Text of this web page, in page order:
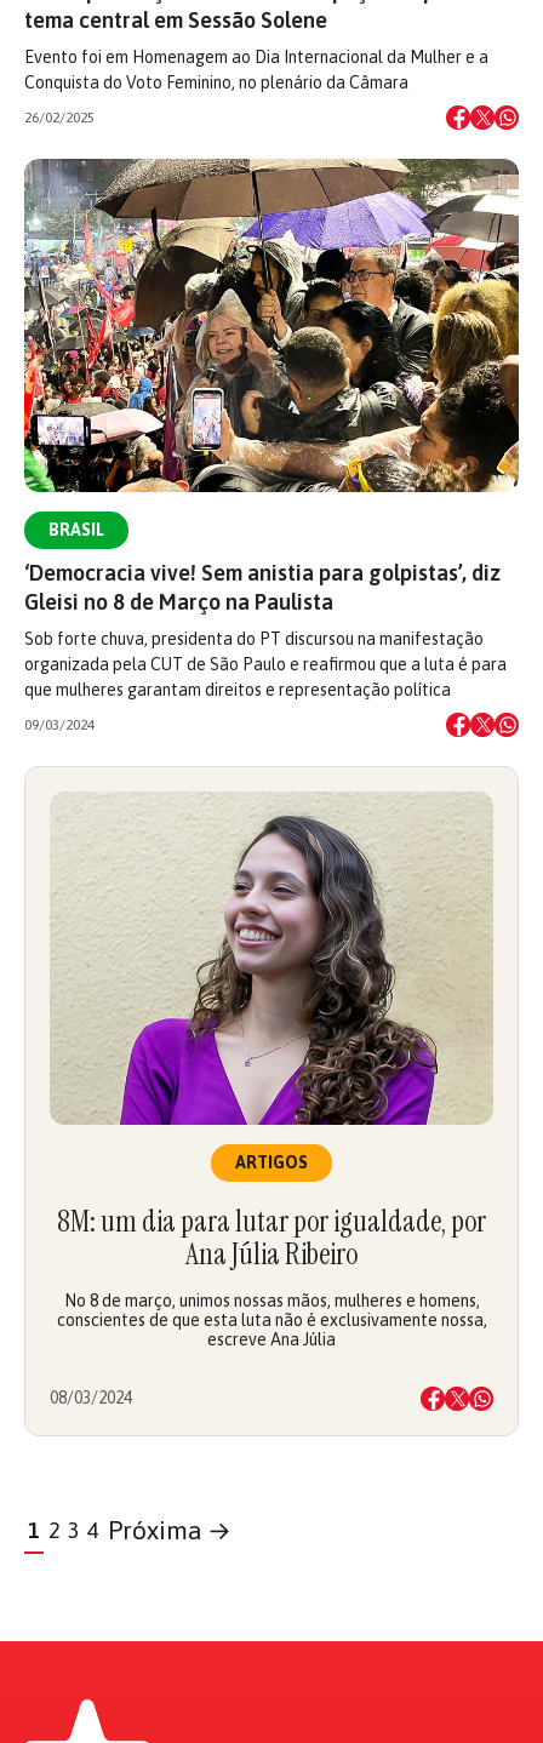
tema central em Sessão Solene
Evento foi em Homenagem ao Dia Internacional da Mulher e a
Conquista do Voto Feminino, no plenário da Câmara
26/02/2025
BRASIL
‘Democracia vive! Sem anistia para golpistas’, diz
Gleisi no 8 de Março na Paulista
Sob forte chuva, presidenta do PT discursou na manifestação
organizada pela CUT de São Paulo e reafirmou que a luta é para
que mulheres garantam direitos e representação política
09/03/2024
ARTIGOS
8M: um dia para lutar por igualdade, por
Ana Júlia Ribeiro
No 8 de março, unimos nossas mãos, mulheres e homens,
conscientes de que esta luta não é exclusivamente nossa,
escreve Ana Júlia
08/03/2024
1 2 3 4 Próxima →